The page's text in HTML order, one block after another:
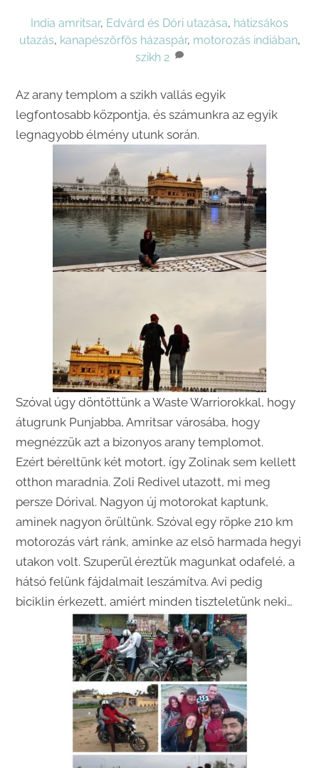
India amritsar, Edvárd és Dóri utazása, hátizsákos
utazás, kanapészörfös házaspár, motorozás indiában,
szikh 2
Az arany templom a szikh vallás egyik
legfontosabb központja, és számunkra az egyik
legnagyobb élmény utunk során.
Szóval úgy döntöttünk a Waste Warriorokkal, hogy
átugrunk Punjabba, Amritsar városába, hogy
megnézzük azt a bizonyos arany templomot.
Ezért béreltünk két motort, így Zolinak sem kellett
otthon maradnia. Zoli Redivel utazott, mi meg
persze Dórival. Nagyon új motorokat kaptunk,
aminek nagyon örültünk. Szóval egy röpke 210 km
motorozás várt ránk, aminke az első harmada hegyi
utakon volt. Szuperül éreztük magunkat odafelé, a
hátsó felünk fájdalmait leszámítva. Avi pedig
biciklin érkezett, amiért minden tiszteletünk neki…